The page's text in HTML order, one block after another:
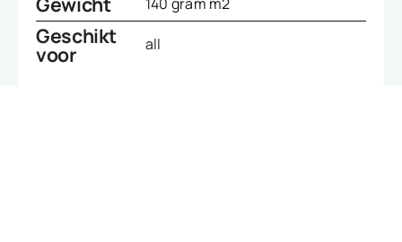
Geschikt
voor all